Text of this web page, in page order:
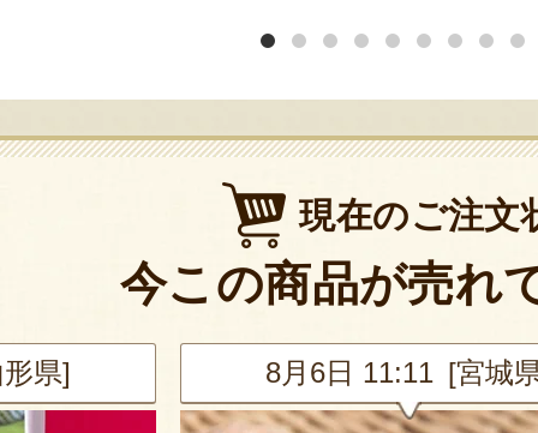
現在のご注文
今この商品が売れ
県] 8月6日 11:11 [宮城